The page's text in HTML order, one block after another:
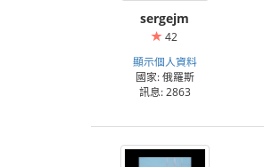
sergejm
42
顯示個人資料
國家: 俄羅斯
訊息: 2863